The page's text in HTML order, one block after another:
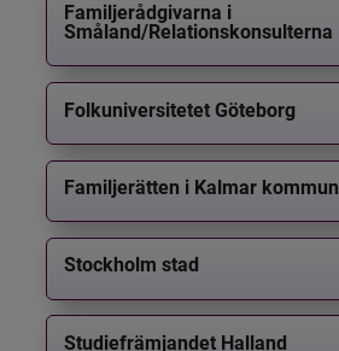
Familjerådgivarna i
Småland/Relationskonsulterna
Folkuniversitetet Göteborg
Familjerätten i Kalmar kommun
Stockholm stad
Studiefrämjandet Halland